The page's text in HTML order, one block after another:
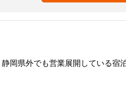
岡県外でも営業展開している宿